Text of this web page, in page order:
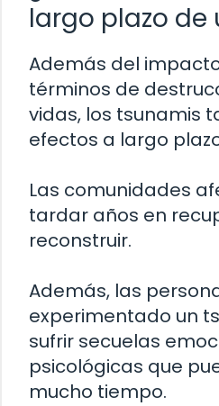
largo plazo de
Además del
términos de
vidas, los tsunamis
efectos a largo
Las comunidades
tardar años en
reconstruir.
Además, las
experimentado un
sufrir secuelas
psicológicas que
mucho tiempo.